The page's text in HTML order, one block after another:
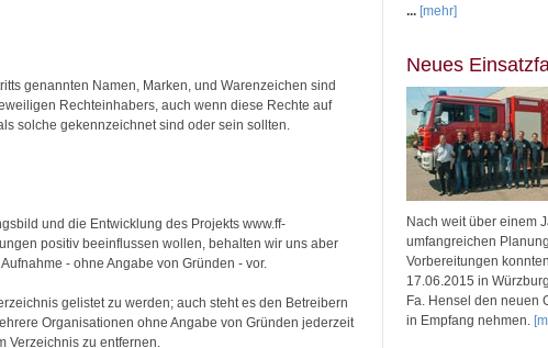
genannten Namen, Marken, und Warenzeichen sind
Rechteinhabers, auch wenn diese Rechte auf
solche gekennzeichnet sind oder sein sollten.
und die Entwicklung des Projekts www.ff-
positiv beeinflussen wollen, behalten wir uns aber
- ohne Angabe von Gründen - vor.
gelistet zu werden; auch steht es den Betreibern
Organisationen ohne Angabe von Gründen jederzeit
Verzeichnis zu entfernen.
... [mehr]
Neues
Nach weit über einem
umfangreichen
Vorbereitungen
17.06.2015 in
Fa. Hensel den neuen
in Empfang nehmen.